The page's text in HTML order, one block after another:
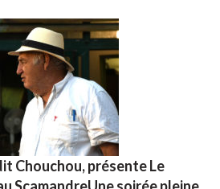
Chouchou, présente Le